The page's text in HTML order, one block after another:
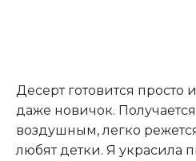
Десерт готовится просто
даже новичок.
воздушным, легко
любят детки. Я украсила